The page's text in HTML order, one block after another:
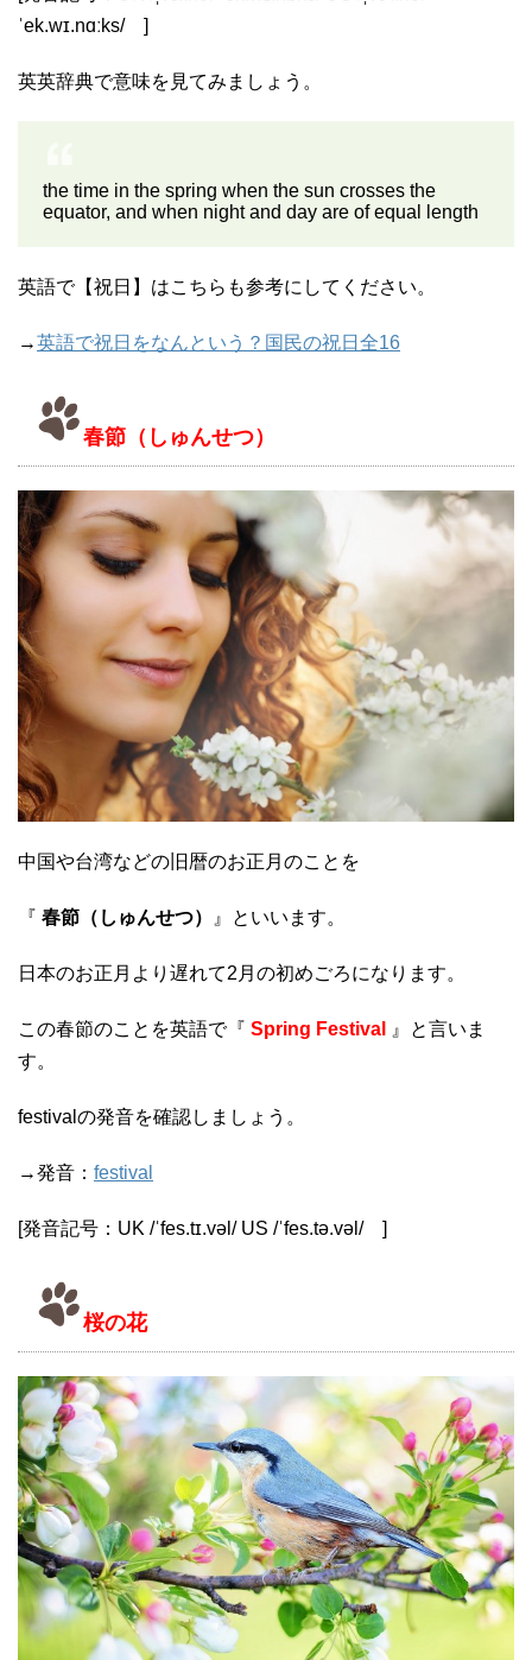
ˈek.wɪ.nɑːks/ ]
英英辞典で意味を見てみましょう。
the time in the spring when the sun crosses the
equator, and when night and day are of equal length
英語で【祝日】はこちらも参考にしてください。
→英語で祝日をなんという？国民の祝日全16
春節（しゅんせつ）
中国や台湾などの旧暦のお正月のことを
『 春節（しゅんせつ） 』といいます。
日本のお正月より遅れて2月の初めごろになります。
この春節のことを英語で『 Spring Festival
』と言いま
す。
festivalの発音を確認しましょう。
→発音： festival
[発音記号：UK /ˈfes.tɪ.vəl/ US /ˈfes.tə.vəl/ ]
桜の花